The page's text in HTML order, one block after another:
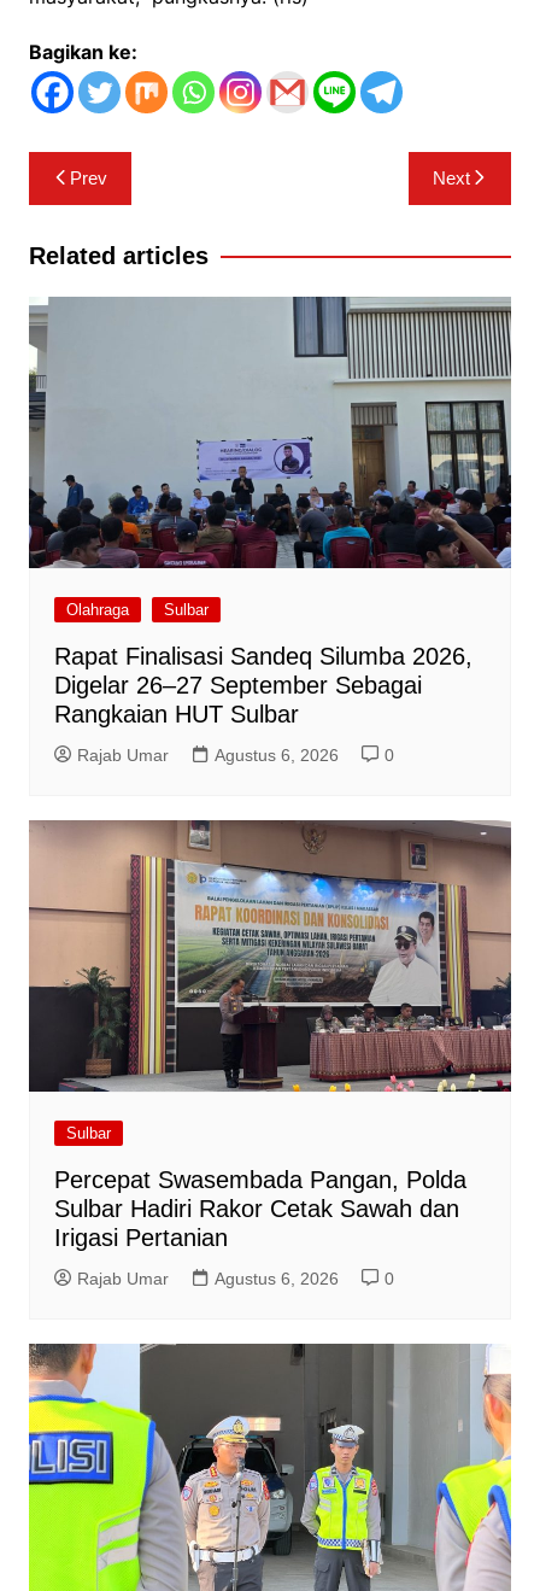
Bagikan ke:
Navigasi
pos
Prev Next
Related articles
Olahraga Sulbar
Rapat Finalisasi Sandeq Silumba 2026,
Digelar 26–27 September Sebagai
Rangkaian HUT Sulbar
Rajab Umar Agustus 6, 2026 0
Sulbar
Percepat Swasembada Pangan, Polda
Sulbar Hadiri Rakor Cetak Sawah dan
Irigasi Pertanian
Rajab Umar Agustus 6, 2026 0